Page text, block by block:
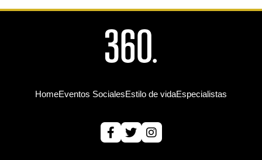
HomeEventos SocialesEstilo de vidaEspecialistas